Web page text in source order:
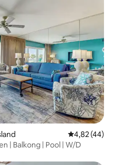
4,82 av 5 i
4,82 (44)
| Balkong | Pool | W/D